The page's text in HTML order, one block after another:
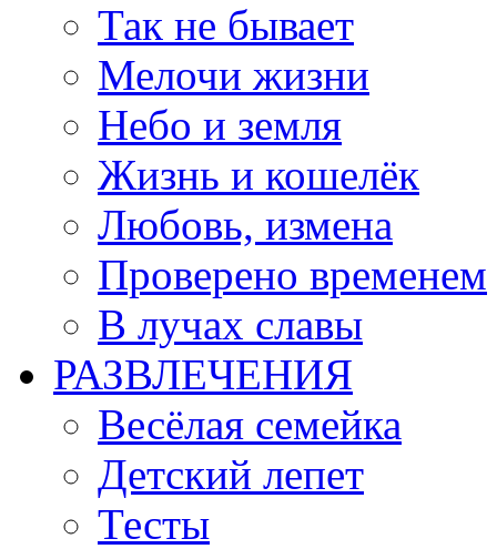
Так не бывает
Мелочи жизни
Небо и земля
Жизнь и кошелёк
Любовь, измена
Проверено временем
В лучах славы
РАЗВЛЕЧЕНИЯ
Весёлая семейка
Детский лепет
Тесты